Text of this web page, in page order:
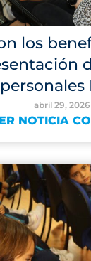
los
personales
abril 29, 2026
NOTICIA